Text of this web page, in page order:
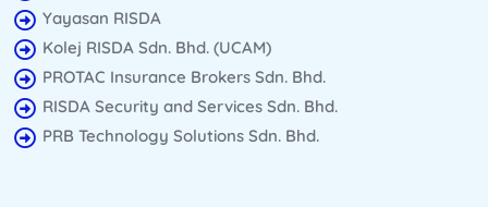
Yayasan RISDA
Kolej RISDA Sdn. Bhd. (UCAM)
PROTAC Insurance Brokers Sdn. Bhd.
RISDA Security and Services Sdn. Bhd.
PRB Technology Solutions Sdn. Bhd.